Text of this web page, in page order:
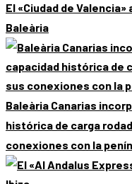
El «Ciudad de
Baleària
Baleària Canarias
histórica de carga
conexiones con la